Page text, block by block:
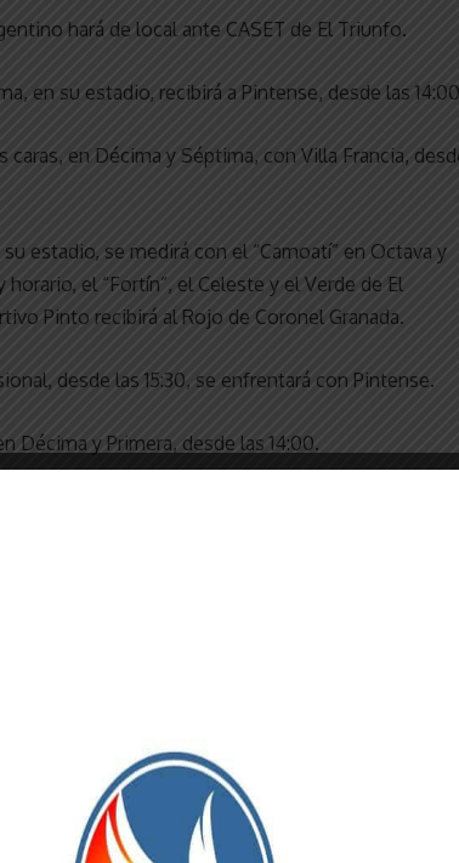
hará de local ante CASET de El Triunfo.
en su estadio, recibirá a Pintense, desde las
caras, en Décima y Séptima, con Villa Francia,
estadio, se medirá con el “Camoatí” en Octava y
el “Fortín”, el Celeste y el Verde de El
Pinto recibirá al Rojo de Coronel Granada.
desde las 15:30, se enfrentará con Pintense.
Décima y Primera, desde las 14:00.
fecha entre Pintense y Argentino en todas las
este lunes desde las 13:00 horas; mientras